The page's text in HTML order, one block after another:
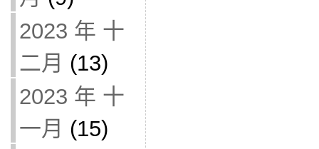
2023 年 十
二月 (13)
2023 年 十
一月 (15)